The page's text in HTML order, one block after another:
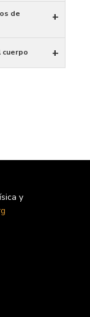
de
+
+
y